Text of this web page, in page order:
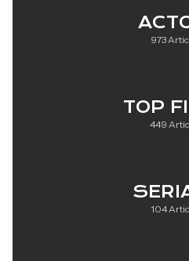
973
TOP
449
104